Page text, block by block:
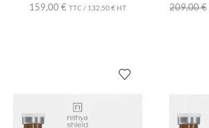
159,00 € TTC / 132,50€ HT
209,00€